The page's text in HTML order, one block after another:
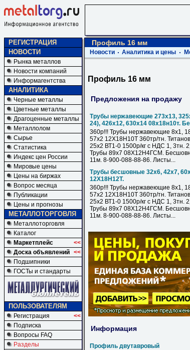
РЕГИСТРАЦИЯ
НОВОСТИ
Рынка металлов
Новости компаний
Информагентства
АНАЛИТИКА
Черные металлы
Цветные металлы
Драгоценные металлы
Металлолом
Сырье
Статистика
Индекс цен России
Мировые цены
Цены на биржах
Вопрос месяца
Публикации
Цены и прогнозы
МЕТАЛЛОТОРГОВЛЯ
Металлоторговля
Каталог
Маркетплейс
<<
Доска объявлений <<
Подшипники
ГОСТы и стандарты
ПОЛЬЗОВАТЕЛЯМ
Регистрация
<<
Подписка
Вопросы FAQ
Разделы
Профиль 16 мм
Новости Аналитика и цены
Профиль 16 мм
Предложения на продажу
Трубы нержавеющие 273х13,
24), 426х12, 630х14 08х18н10т.
360р!!! Трубы нержавеющие 8х1,
57х2 12Х18Н10Т 360тр/тн.
25х2 ВТ1-0 1500р/кг с НДС 1, 3тн.
Трубы 89х7 08Х12Н4ГСМ.
11м. 8-900-088-88-86. Листы...
Трубы бесшовные 32х6, 42х7,
12Х18Н12Т.
360р!!! Трубы нержавеющие 8х1,
57х2 12Х18Н10Т 360тр/тн.
25х2 ВТ1-0 1500р/кг с НДС 1, 3тн.
Трубы 89х7 08Х12Н4ГСМ.
11м. 8-900-088-88-86. Листы...
Информация
Профиль двутавровый